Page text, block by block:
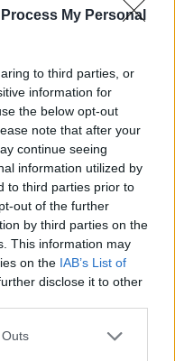
My Personal
to third parties, or
information for
the below opt-out
note that after your
continue seeing
information utilized by
to third parties prior to
out of the further
by third parties on the
This information may
on the IAB’s List of
disclose it to other
(37% στις ΗΠΑ και
σημαίνει ότι από
να
– Κανόνας
ταυτότητα και το
— ειδικά αν
πληροφορίες.
και την
αναγνωρίζετε τις
ενθαρρύνετε τα